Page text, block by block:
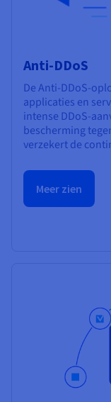
Anti-DDoS
De Anti-DDoS-
applicaties en
intense DDoS-
bescherming
verzekert de
Meer zien